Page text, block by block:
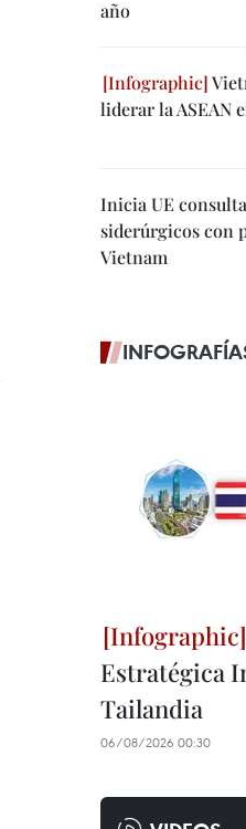
año
liderar la ASEAN
Inicia UE
siderúrgicos con
Vietnam
Estratégica
Tailandia
06/08/2026 00:30